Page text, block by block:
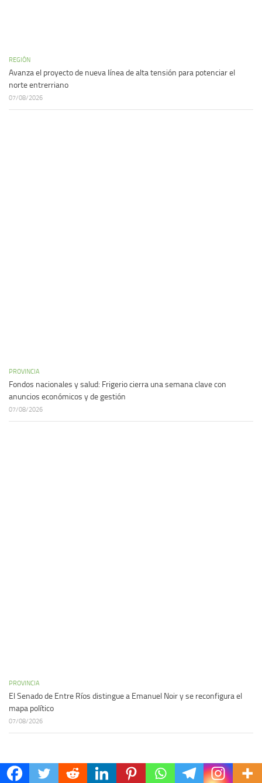
REGIÓN
Avanza el proyecto de nueva línea de alta tensión para potenciar el
norte entrerriano
07/08/2026
PROVINCIA
Fondos nacionales y salud: Frigerio cierra una semana clave con
anuncios económicos y de gestión
07/08/2026
PROVINCIA
El Senado de Entre Ríos distingue a Emanuel Noir y se reconfigura el
mapa político
07/08/2026
ARCHIVO